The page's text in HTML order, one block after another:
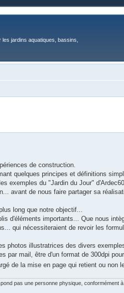
jardins aquatiques, bassins,
de construction.
quelques principes et définitions
exemples du "Jardin du Jour"
avant de nous faire partager sa
long que notre objectif...
d'éléments importants... Que nous
qui nécessiteraient de revoir les
photos illustratrices des divers
par mail, être d'un format de 300dpi
de la mise en page qui retient ou non
pas une personne physique, conformément